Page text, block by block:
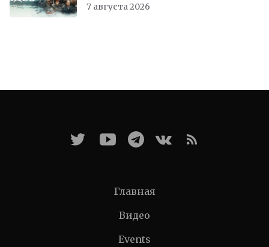
7 августа 2026
Главная
Видео
Events